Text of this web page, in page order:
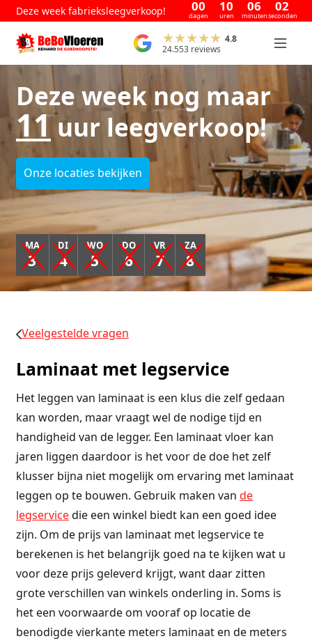
Deze week fabrieksleegverkoop! 00
dagen
10
uren
06
minuten
02
seconden
4.8
24.553 reviews
Deze week nog maar
11uur leegverkoop!
Onze locaties bekijken
MA
3
DI
4
WO
5
DO
6
VR
7
ZA
8
Veelgestelde vragen
Laminaat met legservice
Het leggen van laminaat is een klus die zelf gedaan
kan worden, maar vraagt wel de nodige tijd en
handigheid van de legger. Een laminaat vloer kan
jaren liggen daardoor is het voor de doe het zelf
klusser bijna niet mogelijk om ervaring met laminaat
leggen op te bouwen. Gebruik maken van de
legservicedie een winkel biedt kan een goed idee
zijn. Om de prijs van laminaat met legservice te
berekenen is het belangrijk goed na te kijken wat u
voor deze prijs geleverd krijgt, want daar zitten
grote verschillen van winkels onderling in. Soms is
het een voorwaarde om vooraf op locatie de
benodigde vierkante meters laminaat en de meters